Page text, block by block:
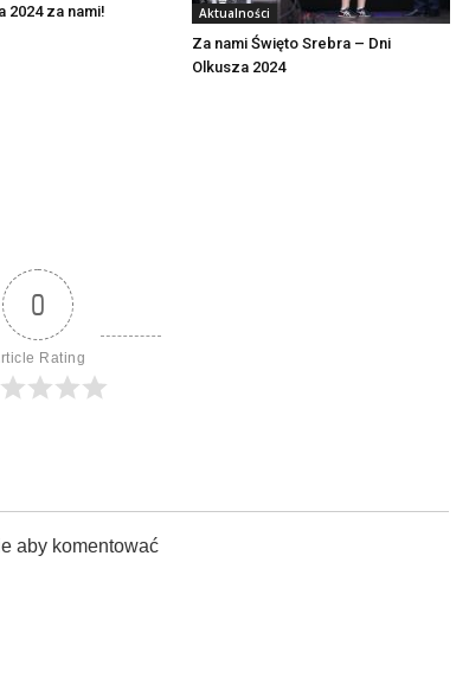
2024 za nami!
Aktualności
Za nami Święto Srebra – Dni
Olkusza 2024
0
Rating
aby komentować